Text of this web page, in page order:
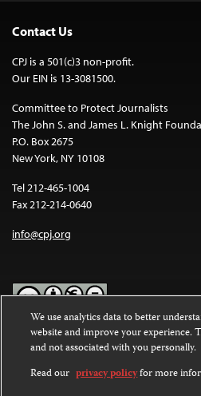
Contact Us
CPJ is a 501(c)3 non-profit.
Our EIN is 13-3081500.
Committee to Protect Journalists
The John S. and James L. Knight
P.O. Box 2675
New York, NY 10108
Tel 212-465-1004
Fax 212-214-0640
info@cpj.org
Except where noted, text on this
Commons Attribution-NonCommercial-
International License.
We use analytics data to better
website and improve your experience.
and not associated with you personally.
Read our privacy policyfor more